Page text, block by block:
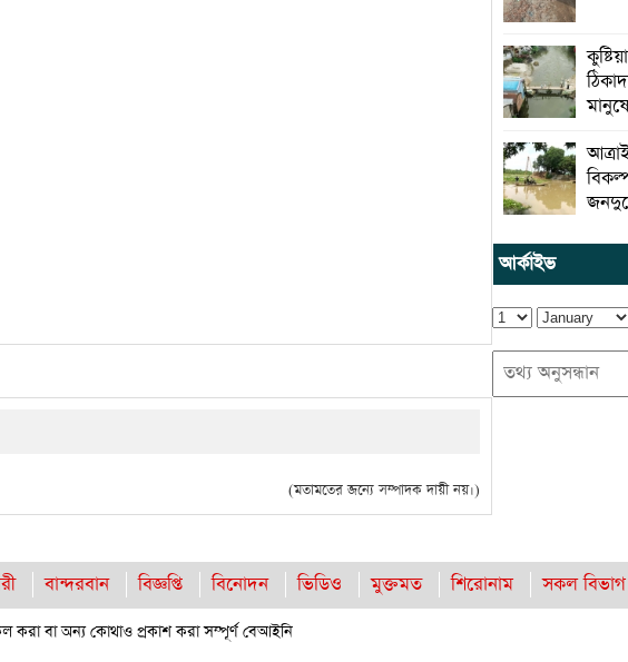
আর্কাইভ
(মতামতের জন্যে সম্পাদক দায়ী নয়।)
বান্দরবান বিজ্ঞপ্তি বিনোদন ভিডিও মুক্তমত শিরোনাম সকল বিভাগ
করা বা অন্য কোথাও প্রকাশ করা সম্পূর্ণ বেআইনি